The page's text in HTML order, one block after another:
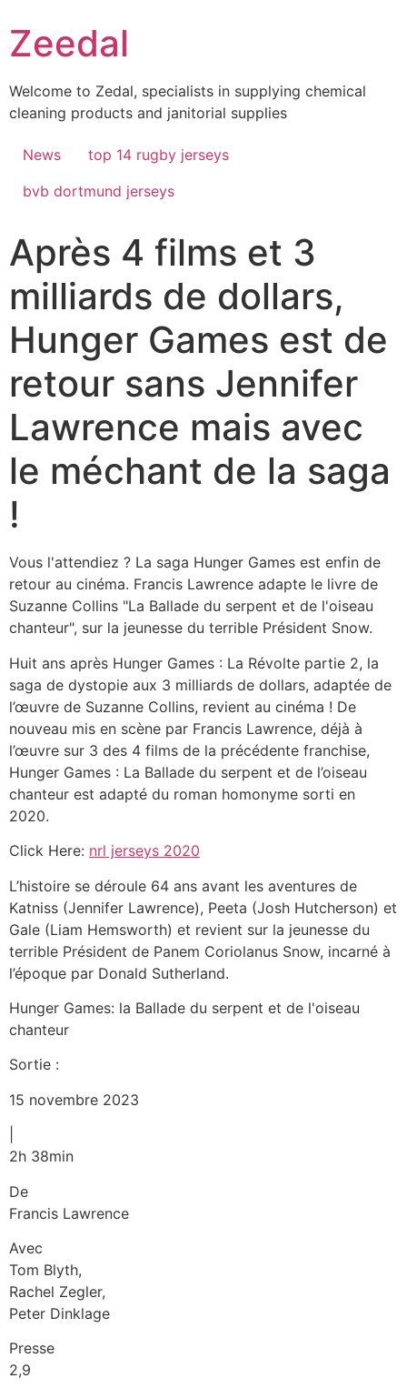
to
content
Zeedal
Welcome to Zedal, specialists in supplying chemical
cleaning products and janitorial supplies
News
top 14 rugby jerseys
bvb dortmund jerseys
Après 4 films et 3
milliards de dollars,
Hunger Games est de
retour sans Jennifer
Lawrence mais avec
le méchant de la saga
!
Vous l'attendiez ? La saga Hunger Games est enfin de
retour au cinéma. Francis Lawrence adapte le livre de
Suzanne Collins "La Ballade du serpent et de l'oiseau
chanteur", sur la jeunesse du terrible Président Snow.
Huit ans après Hunger Games : La Révolte partie 2, la
saga de dystopie aux 3 milliards de dollars, adaptée de
l’œuvre de Suzanne Collins, revient au cinéma ! De
nouveau mis en scène par Francis Lawrence, déjà à
l’œuvre sur 3 des 4 films de la précédente franchise,
Hunger Games : La Ballade du serpent et de l’oiseau
chanteur est adapté du roman homonyme sorti en
2020.
Click Here: nrl jerseys 2020
L’histoire se déroule 64 ans avant les aventures de
Katniss (Jennifer Lawrence), Peeta (Josh Hutcherson) et
Gale (Liam Hemsworth) et revient sur la jeunesse du
terrible Président de Panem Coriolanus Snow, incarné à
l’époque par Donald Sutherland.
Hunger Games: la Ballade du serpent et de l'oiseau
chanteur
Sortie :
15 novembre 2023
2h 38min
De
Francis Lawrence
Avec
Tom Blyth,
Rachel Zegler,
Peter Dinklage
Presse
2,9